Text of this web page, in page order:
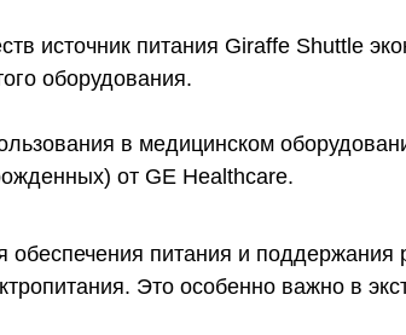
источник питания Giraffe Shuttle
оборудования.
в медицинском
от GE Healthcare.
питания и поддержания
Это особенно важно в